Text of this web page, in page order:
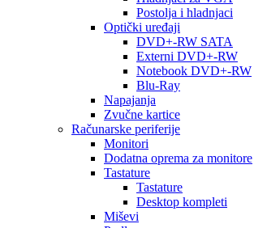
Postolja i hladnjaci
Optički uređaji
DVD+-RW SATA
Externi DVD+-RW
Notebook DVD+-RW
Blu-Ray
Napajanja
Zvučne kartice
Računarske periferije
Monitori
Dodatna oprema za monitore
Tastature
Tastature
Desktop kompleti
Miševi